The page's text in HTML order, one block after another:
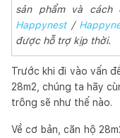
sản phẩm và cách
Happynest/
được hỗ trợ kịp thời.
Trước khi đi vào vấn
28m2, chúng ta hãy
trông sẽ như thế nào.
Về cơ bản, căn hộ